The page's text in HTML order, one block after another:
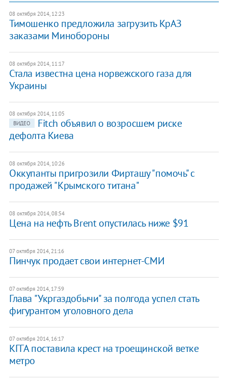
08 октября 2014, 12:23
Тимошенко предложила загрузить КрАЗ
заказами Минобороны
08 октября 2014, 11:17
Стала известна цена норвежского газа для
Украины
08 октября 2014, 11:05
ВИДЕО
Fitch объявил о возросшем риске
дефолта Киева
08 октября 2014, 10:26
Оккупанты пригрозили Фирташу "помочь" с
продажей "Крымского титана"
08 октября 2014, 08:54
Цена на нефть Brent опустилась ниже $91
07 октября 2014, 21:16
Пинчук продает свои интернет-СМИ
07 октября 2014, 17:59
Глава "Укргаздобычи" за полгода успел стать
фигурантом уголовного дела
07 октября 2014, 16:17
КГГА поставила крест на троещинской ветке
метро